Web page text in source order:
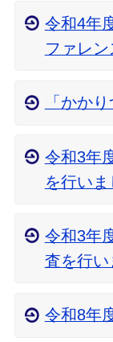
令和4年
ファレン
「かか
令和3年
を行いま
令和3年
査を行い
令和8年